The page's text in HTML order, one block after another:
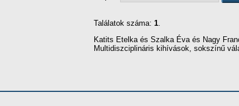
Találatok száma: 1.
Katits Etelka és Szalka Éva és Nagy
Multidiszciplináris kihívások, sokszínű